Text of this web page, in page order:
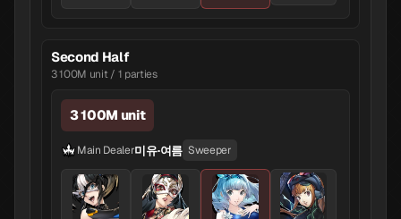
Second Half
3 100M unit / 1 parties
3 100M unit
Main Dealer미유·여름 Sweeper